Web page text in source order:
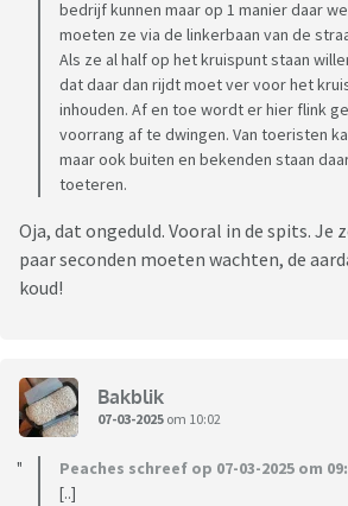
bedrijf kunnen maar op 1 manier daar
moeten ze via de linkerbaan van de
Als ze al half op het kruispunt staan
dat daar dan rijdt moet ver voor het
inhouden. Af en toe wordt er hier flink
voorrang af te dwingen. Van toeristen
maar ook buiten en bekenden staan
toeteren.
Oja, dat ongeduld. Vooral in de spits. Je
paar seconden moeten wachten, de
koud!
Bakblik
07-03-2025 om 10:02
Peaches schreef op 07-03-2025 om
[..]